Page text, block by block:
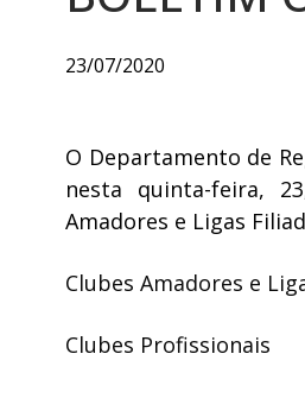
23/07/2020
O Departamento de
nesta quinta-feira,
Amadores e Ligas
Clubes Amadores e
Clubes Profissionais